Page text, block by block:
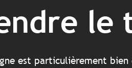
le
est particulièrement bien